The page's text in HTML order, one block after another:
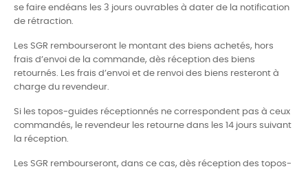
se faire endéans les 3 jours ouvrables à dater de la notification
de rétraction.
Les SGR rembourseront le montant des biens achetés, hors
frais d’envoi de la commande, dès réception des biens
retournés. Les frais d’envoi et de renvoi des biens resteront à
charge du revendeur.
Si les topos-guides réceptionnés ne correspondent pas à ceux
commandés, le revendeur les retourne dans les 14 jours suivant
la réception.
Les SGR rembourseront, dans ce cas, dès réception des topos-